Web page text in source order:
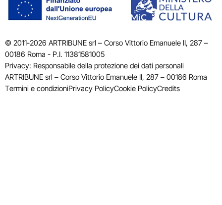
© 2011-2026 ARTRIBUNE srl – Corso Vittorio Emanuele II, 287 –
00186 Roma - P.I. 11381581005
Privacy: Responsabile della protezione dei dati personali
ARTRIBUNE srl – Corso Vittorio Emanuele II, 287 – 00186 Roma
Termini e condizioniPrivacy PolicyCookie PolicyCredits